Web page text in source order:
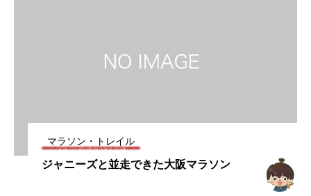
マラソン・トレイル
ジャニーズと並走できた大阪マラソン